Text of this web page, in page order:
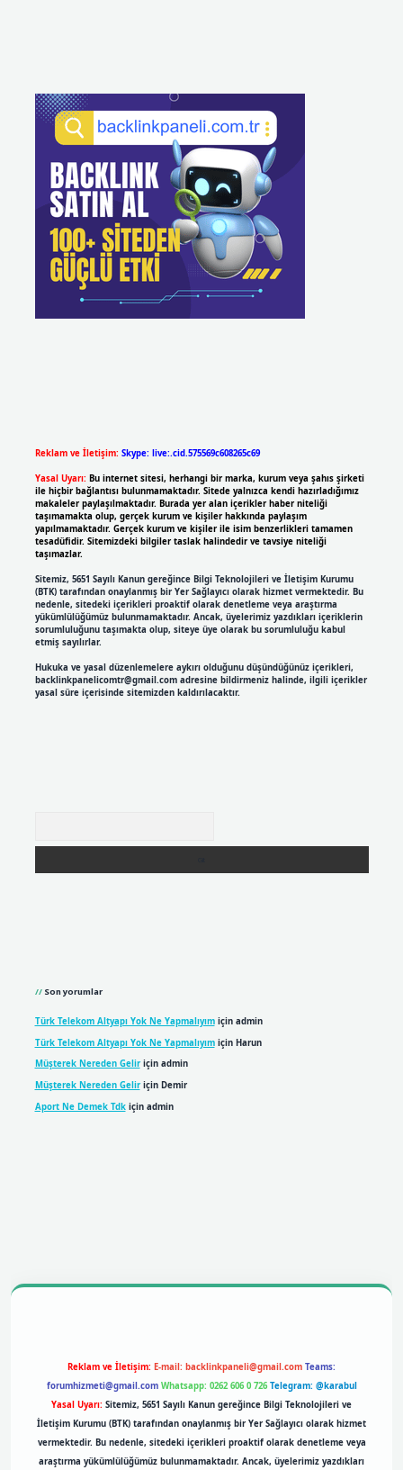
Reklam ve İletişim: Skype: live:.cid.575569c608265c69
Yasal Uyarı: Bu internet sitesi, herhangi bir marka, kurum veya şahıs şirketi
ile hiçbir bağlantısı bulunmamaktadır. Sitede yalnızca kendi hazırladığımız
makaleler paylaşılmaktadır. Burada yer alan içerikler haber niteliği
taşımamakta olup, gerçek kurum ve kişiler hakkında paylaşım
yapılmamaktadır. Gerçek kurum ve kişiler ile isim benzerlikleri tamamen
tesadüfidir. Sitemizdeki bilgiler taslak halindedir ve tavsiye niteliği
taşımazlar.
Sitemiz, 5651 Sayılı Kanun gereğince Bilgi Teknolojileri ve İletişim Kurumu
(BTK) tarafından onaylanmış bir Yer Sağlayıcı olarak hizmet vermektedir. Bu
nedenle, sitedeki içerikleri proaktif olarak denetleme veya araştırma
yükümlülüğümüz bulunmamaktadır. Ancak, üyelerimiz yazdıkları içeriklerin
sorumluluğunu taşımakta olup, siteye üye olarak bu sorumluluğu kabul
etmiş sayılırlar.
Hukuka ve yasal düzenlemelere aykırı olduğunu düşündüğünüz içerikleri,
backlinkpanelicomtr@gmail.comadresine bildirmeniz halinde, ilgili içerikler
yasal süre içerisinde sitemizden kaldırılacaktır.
Son yorumlar
Türk Telekom Altyapı Yok Ne Yapmalıyımiçin admin
Türk Telekom Altyapı Yok Ne Yapmalıyımiçin Harun
Müşterek Nereden Geliriçin admin
Müşterek Nereden Geliriçin Demir
Aport Ne Demek Tdkiçin admin
Reklam ve İletişim: E-mail: backlinkpaneli@gmail.com Teams:
forumhizmeti@gmail.com Whatsapp: 0262 606 0 726 Telegram: @karabul
Yasal Uyarı: Sitemiz, 5651 Sayılı Kanun gereğince Bilgi Teknolojileri ve
İletişim Kurumu (BTK) tarafından onaylanmış bir Yer Sağlayıcı olarak hizmet
vermektedir. Bu nedenle, sitedeki içerikleri proaktif olarak denetleme veya
araştırma yükümlülüğümüz bulunmamaktadır. Ancak, üyelerimiz yazdıkları